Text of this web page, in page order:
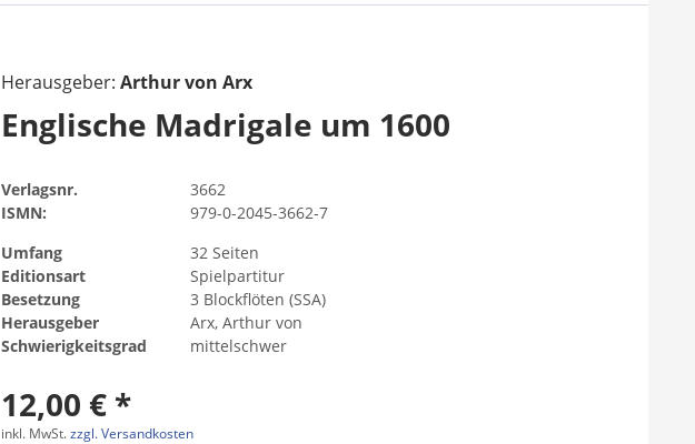
Herausgeber:Arthur von Arx
Englische Madrigale um 1600
Verlagsnr.
3662
ISMN:
979-0-2045-3662-7
Umfang
32 Seiten
Editionsart
Spielpartitur
Besetzung
3 Blockflöten (SSA)
Herausgeber
Arx, Arthur von
Schwierigkeitsgrad
mittelschwer
12,00 € *
inkl. MwSt.zzgl. Versandkosten